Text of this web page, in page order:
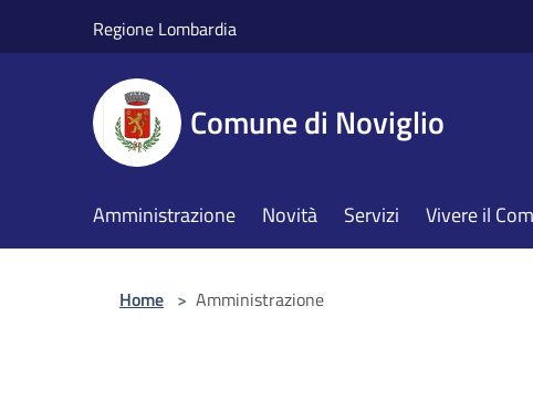
Regione Lombardia
Comune di Noviglio
Amministrazione Novità Servizi Vivere il
Home > Amministrazione